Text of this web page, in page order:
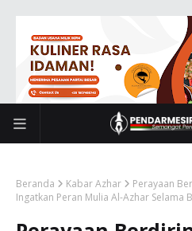
Beranda Kabar Azhar
Perayaan
Ingatkan Peran Mulia Al-Azhar Selama